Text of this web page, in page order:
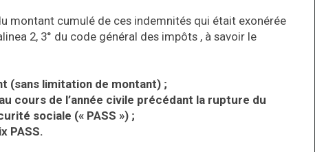
montant cumulé de ces indemnités qui était exonérée
2, 3° du code général des impôts , à savoir le
(sans limitation de montant) ;
cours de l’année civile précédant la rupture du
sociale (« PASS ») ;
PASS.